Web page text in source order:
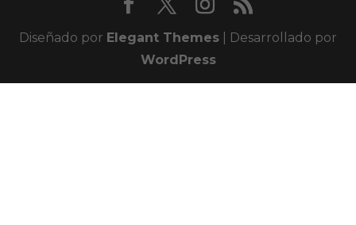
Diseñado por Elegant Themes | Desarrollado por
WordPress